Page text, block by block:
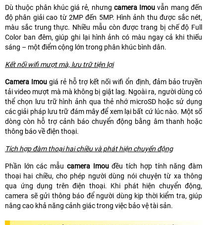
Dù thuộc phân khúc giá rẻ, nhưng camera Imou vẫn mang đến
độ phân giải cao từ 2MP đến 5MP. Hình ảnh thu được sắc nét,
màu sắc trung thực. Nhiều mẫu còn được trang bị chế độ Full
Color ban đêm, giúp ghi lại hình ảnh có màu ngay cả khi thiếu
sáng – một điểm cộng lớn trong phân khúc bình dân.
Kết nối wifi mượt mà, lưu trữ tiện lợi
Camera Imou giá rẻ hỗ trợ kết nối wifi ổn định, đảm bảo truyền
tải video mượt mà mà không bị giật lag. Ngoài ra, người dùng có
thể chọn lưu trữ hình ảnh qua thẻ nhớ microSD hoặc sử dụng
các giải pháp lưu trữ đám mây để xem lại bất cứ lúc nào. Một số
dòng còn hỗ trợ cảnh báo chuyển động bằng âm thanh hoặc
thông báo về điện thoại.
Tích hợp đàm thoại hai chiều và phát hiện chuyển động
Phần lớn các mẫu camera Imouđều tích hợp tính năng đàm
thoại hai chiều, cho phép người dùng nói chuyện từ xa thông
qua ứng dụng trên điện thoại. Khi phát hiện chuyển động,
camera sẽ gửi thông báo để người dùng kịp thời kiểm tra, giúp
nâng cao khả năng cảnh giác trong việc bảo vệ tài sản.